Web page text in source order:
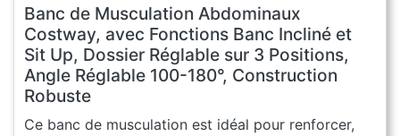
Banc de Musculation Abdominaux
Costway, avec Fonctions Banc Incliné et
Sit Up, Dossier Réglable sur 3 Positions,
Angle Réglable 100-180°, Construction
Robuste
Ce banc de musculation est idéal pour renforcer,